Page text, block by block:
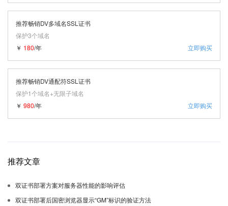
推荐畅销DV多域名SSL证书
保护3个域名
立即购买
￥ 180/年
推荐畅销DV通配符SSL证书
保护1个域名+无限子域名
立即购买
￥ 980/年
推荐文章
双证书部署方案对服务器性能的影响评估
双证书部署后国密浏览器显示“GM”标识的验证方法